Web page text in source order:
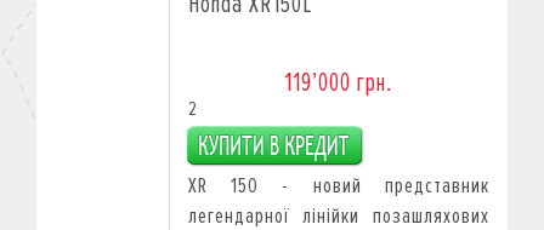
119’000 грн.
2
XR 150 - новий представник
легендарної лінійки позашляхових